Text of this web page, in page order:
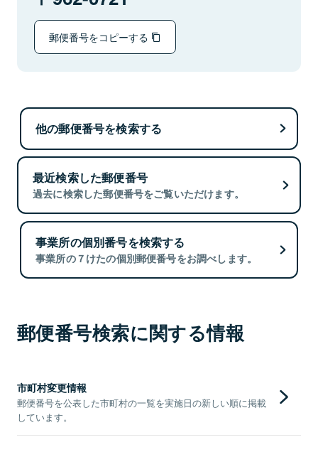
郵便番号をコピーする
他の郵便番号を検索する
最近検索した郵便番号
過去に検索した郵便番号をご覧いただけます。
事業所の個別番号を検索する
事業所の７けたの個別郵便番号をお調べします。
郵便番号検索に関する情報
市町村変更情報
郵便番号を公表した市町村の一覧を実施日の新しい順に掲載
しています。